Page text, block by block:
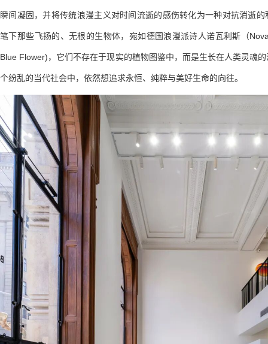
瞬间凝固，并将传统浪漫主义对时间流逝的感伤转化为一种对抗消逝
笔下那些飞扬的、无根的生物体，宛如德国浪漫派诗人诺瓦利斯（
Blue Flower)，它们不存在于现实的植物图鉴中，而是生长在人类灵魂
个纷乱的当代社会中，依然想追求永恒、纯粹与美好生命的向往。